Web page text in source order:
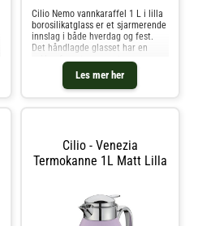
Les mer her
Cilio Nemo vannkaraffel 1 L i lilla
borosilikatglass er et sjarmerende
innslag i både hverdag og fest.
Det håndlagde glasset har en
karakteristisk fiskestjertgrep som
gir både stil og godt grep. Den
brede åpningen gjør det enke
Cilio - Venezia
Termokanne 1L Matt Lilla